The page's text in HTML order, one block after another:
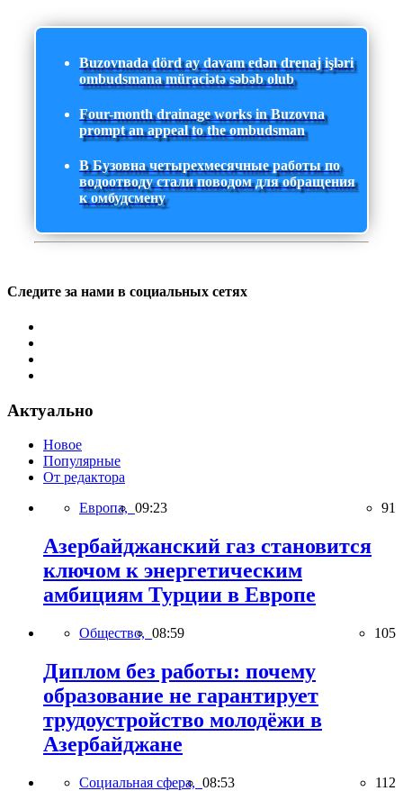
Buzovnada dörd ay davam edən drenaj işləri
ombudsmana müraciətə səbəb olub
Four-month drainage works in Buzovna
prompt an appeal to the ombudsman
В Бузовна четырехмесячные работы по
водоотводу стали поводом для обращения
к омбудсмену
Следите за нами в социальных сетях
Актуально
Новое
Популярные
От редактора
Европа, 09:23 91
Азербайджанский газ становится
ключом к энергетическим
амбициям Турции в Европе
Общество, 08:59 105
Диплом без работы: почему
образование не гарантирует
трудоустройство молодёжи в
Азербайджане
Социальная сфера, 08:53 112